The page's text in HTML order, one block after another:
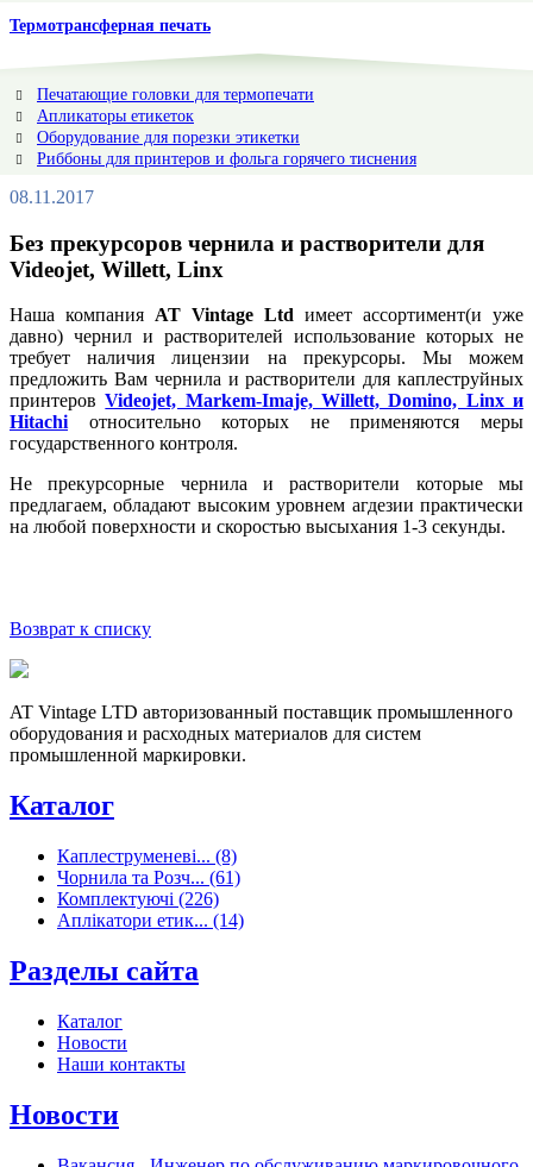
Термотрансферная печать
Печатающие головки для термопечати
Апликаторы етикеток
Оборудование для порезки этикетки
Риббоны для принтеров и фольга горячего тиснения
08.11.2017
Без прекурсоров чернила и растворители для
Videojet, Willett, Linx
Наша компания AT Vintage Ltd имеет ассортимент(и уже
давно) чернил и растворителей использование которых не
требует наличия лицензии на прекурсоры. Мы можем
предложить Вам чернила и растворители для каплеструйных
принтеровVideojet, Markem-Imaje, Willett, Domino, Linx и
Hitachi
относительно которых не применяются меры
государственного контроля.
Не прекурсорные чернила и растворители которые мы
предлагаем, обладают высоким уровнем агдезии практически
на любой поверхности и скоростью высыхания 1-3 секунды.
Возврат к списку
AT Vintage LTD авторизованный поставщик промышленного
оборудования и расходных материалов для систем
промышленной маркировки.
Каталог
Каплеструменеві... (8)
Чорнила та Розч... (61)
Комплектуючі (226)
Аплікатори етик... (14)
Разделы сайта
Каталог
Новости
Наши контакты
Новости